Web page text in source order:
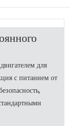
для
с питанием от